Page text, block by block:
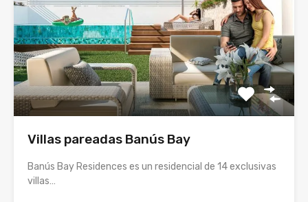
Villas pareadas Banús Bay
Banús Bay Residences es un residencial de 14 exclusivas
villas…